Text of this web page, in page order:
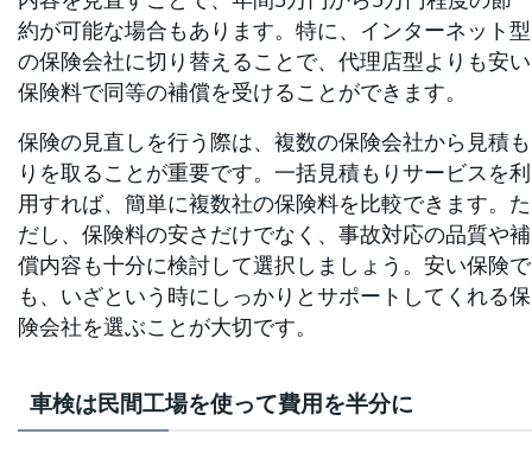
約が可能な場合もあります。特に、インターネット型
の保険会社に切り替えることで、代理店型よりも安い
保険料で同等の補償を受けることができます。
保険の見直しを行う際は、複数の保険会社から見積も
りを取ることが重要です。一括見積もりサービスを利
用すれば、簡単に複数社の保険料を比較できます。た
だし、保険料の安さだけでなく、事故対応の品質や補
償内容も十分に検討して選択しましょう。安い保険で
も、いざという時にしっかりとサポートしてくれる保
険会社を選ぶことが大切です。
車検は民間工場を使って費用を半分に